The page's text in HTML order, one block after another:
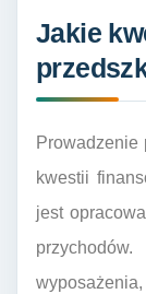
Jakie
Prowadzenie
kwestii
jest